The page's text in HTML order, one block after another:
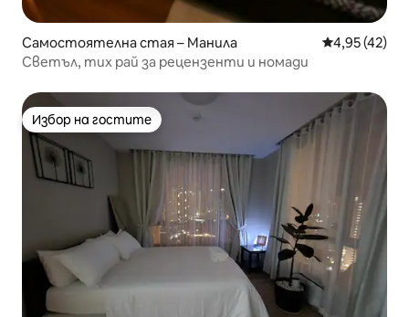
Самостоятелна стая – Манила Средна
4,95 (42)
Светъл, тих рай за рецензенти и номади
Избор на гостите
Избор на гостите